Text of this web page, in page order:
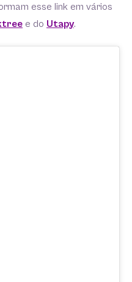
esse link em vários
e do Utapy.